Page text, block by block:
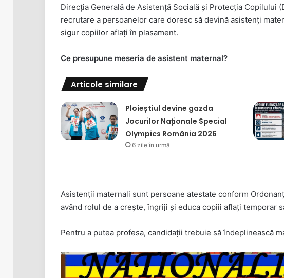
Direcția Generală de Asistență Socială și Protecția Copilului
recrutare a persoanelor care doresc să devină asistenți
sigur copiilor aflați în plasament.
Ce presupune meseria de asistent maternal?
Articole similare
Ploieștiul devine gazda
Jocurilor Naționale Special
Olympics România 2026
6 zile în urmă
Asistenții maternali sunt persoane atestate conform
având rolul de a crește, îngriji și educa copiii aflați temporar
Pentru a putea profesa, candidații trebuie să îndeplinească